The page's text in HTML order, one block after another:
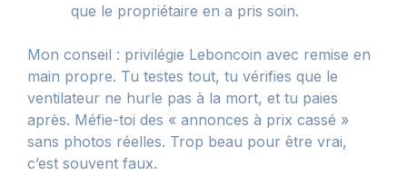
que le propriétaire en a pris soin.
Mon conseil : privilégie Leboncoin avec remise en
main propre. Tu testes tout, tu vérifies que le
ventilateur ne hurle pas à la mort, et tu paies
après. Méfie-toi des « annonces à prix cassé »
sans photos réelles. Trop beau pour être vrai,
c’est souvent faux.